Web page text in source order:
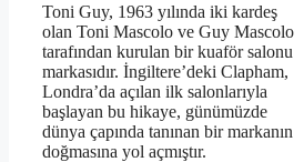
Toni Guy, 1963 yılında iki kardeş
olan Toni Mascolo ve Guy Mascolo
tarafından kurulan bir kuaför salonu
markasıdır. İngiltere’deki Clapham,
Londra’da açılan ilk salonlarıyla
başlayan bu hikaye, günümüzde
dünya çapında tanınan bir markanın
doğmasına yol açmıştır.